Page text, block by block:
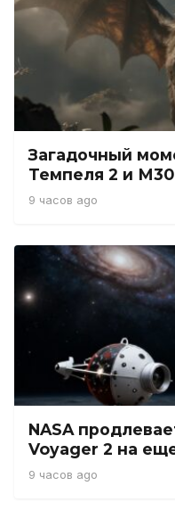
Загадочный
Темпеля 2 и М30
9 часов ago
NASA
Voyager 2 на
9 часов ago